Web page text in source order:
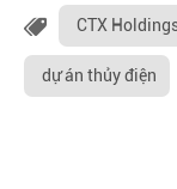
CTX
dự án thủy điện